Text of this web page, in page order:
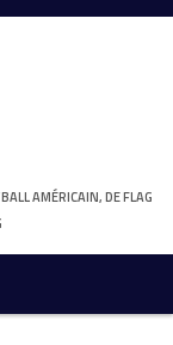
AMÉRICAIN, DE FLAG